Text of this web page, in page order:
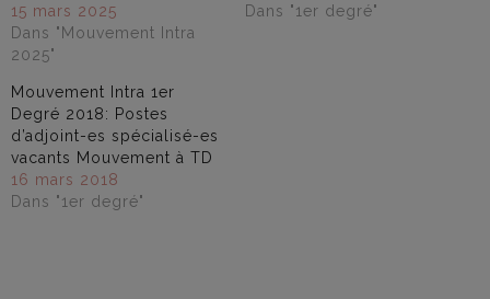
15 mars 2025
Dans "Mouvement Intra
2025"
Dans "1er degré"
Mouvement Intra 1er
Degré 2018: Postes
d’adjoint-es spécialisé-es
vacants Mouvement à TD
16 mars 2018
Dans "1er degré"